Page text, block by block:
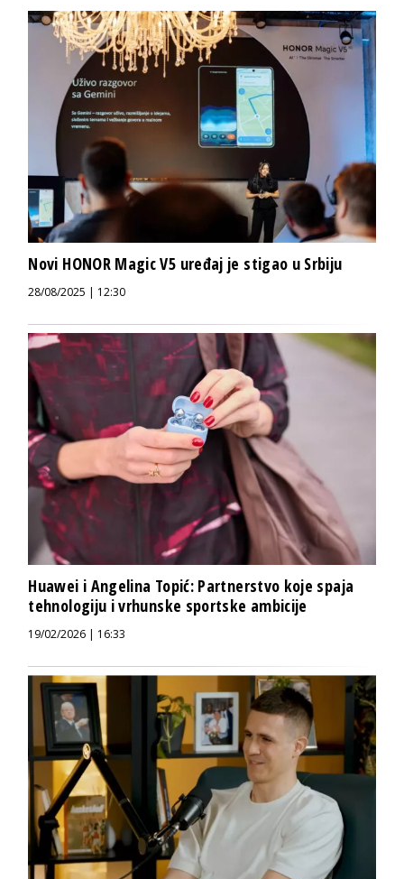
Novi HONOR Magic V5 uređaj je stigao u Srbiju
28/08/2025 | 12:30
Huawei i Angelina Topić: Partnerstvo koje spaja
tehnologiju i vrhunske sportske ambicije
19/02/2026 | 16:33